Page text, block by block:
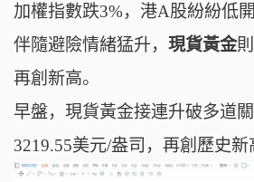
加權指數跌3%， 港A股紛紛低
伴隨避險情緒猛升， 現貨黃金
再創新高。
早盤， 現貨黃金接連升破多道關
3219.55美元/盎司，再創歷史新